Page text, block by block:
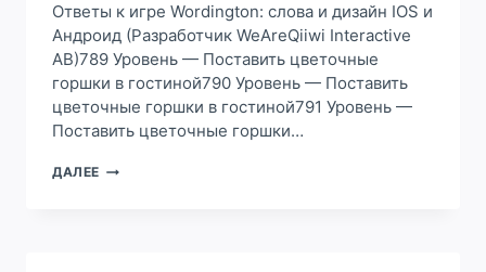
772,
773,
774,
775,
УРОВЕНЬ
–
БОЛЬШОЙ
Ответы к игре Wordington: слова и дизайн IOS и
Андроид (Разработчик WeAreQiiwi Interactive
AB)789 Уровень — Поставить цветочные
горшки в гостиной790 Уровень — Поставить
цветочные горшки в гостиной791 Уровень —
Поставить цветочные горшки…
ДАЛЕЕ ОТВЕТЫ